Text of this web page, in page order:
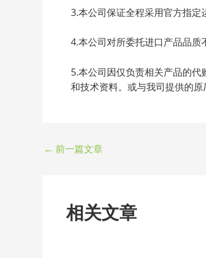
3.本公司保证全程采用官方指定
4.本公司对所委托进口产品品质
5.本公司因仅负责相关产品的
和技术资料。或与我司提供的原
← 前一篇文章
相关文章